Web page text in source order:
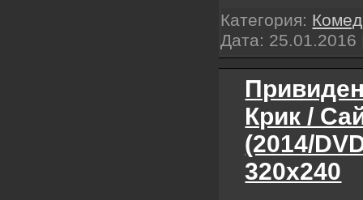
Категория:
Дата: 25.01.2016
Крик /
(2014/
320х240